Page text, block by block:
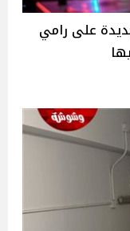
على رامي